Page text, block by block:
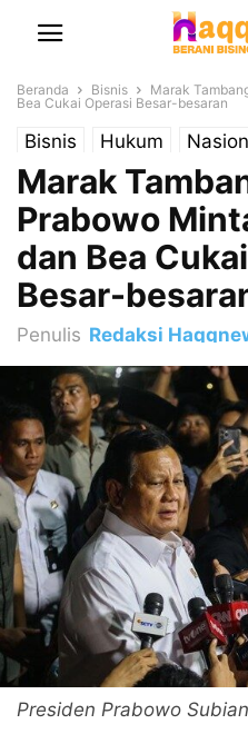
Beranda Bisnis
Marak
Bea Cukai Operasi Besar-besaran
Bisnis Hukum
Marak
Prabowo
dan Bea
Besar-
Penulis Redaksi
Presiden Prabowo